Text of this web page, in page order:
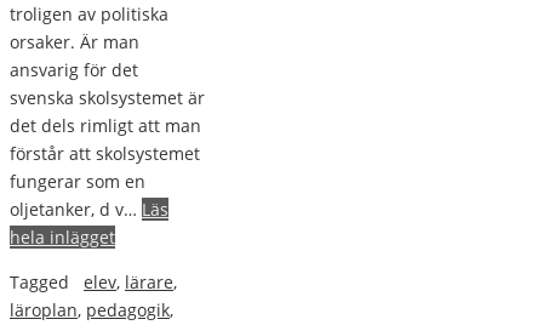
troligen av politiska
orsaker. Är man
ansvarig för det
svenska skolsystemet är
det dels rimligt att man
förstår att skolsystemet
fungerar som en
oljetanker, d v… Läs
hela inlägget
Tagged
elev, lärare,
läroplan, pedagogik,